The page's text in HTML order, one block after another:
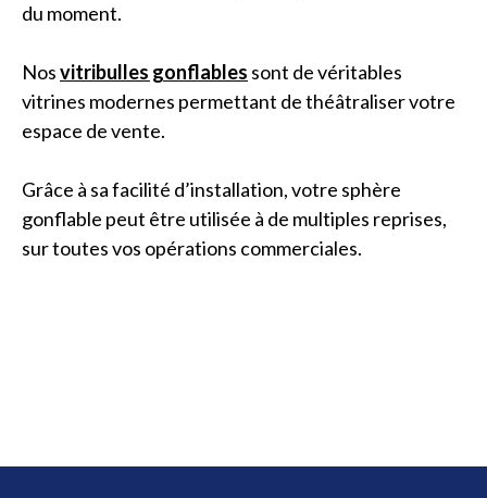
du moment.
Nosvitribulles gonflables sont de véritables
vitrines modernes permettant de théâtraliser votre
espace de vente.
Grâce à sa facilité d’installation, votre sphère
gonflable peut être utilisée à de multiples reprises,
sur toutes vos opérations commerciales.